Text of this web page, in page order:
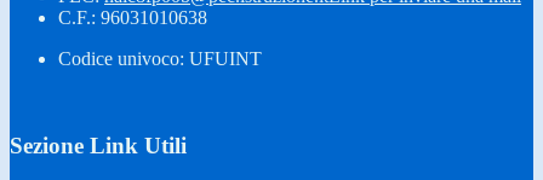
C.F.: 96031010638
Codice univoco: UFUINT
Sezione Link Utili